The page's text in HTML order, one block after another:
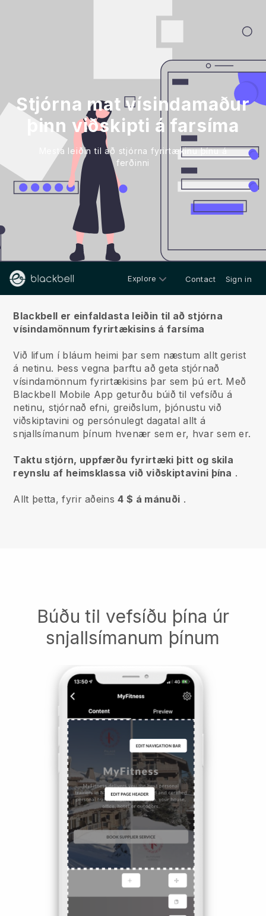
Stjórna mat vísindamaður
þinn viðskipti á farsíma
Mesta leiðin til að stjórna fyrirtækinu þínu á
ferðinni
Explore Contact Sign in
Blackbell er einfaldasta leiðin til að stjórna
vísindamönnum fyrirtækisins á farsíma
Við lifum í bláum heimi þar sem næstum allt gerist
á netinu. Þess vegna þarftu að geta stjórnað
vísindamönnum fyrirtækisins þar sem þú ert. Með
Blackbell Mobile App geturðu búið til vefsíðu á
netinu, stjórnað efni, greiðslum, þjónustu við
viðskiptavini og persónulegt dagatal allt á
snjallsímanum þínum hvenær sem er, hvar sem er.
Taktu stjórn, uppfærðu fyrirtæki þitt og skila
reynslu af heimsklassa við viðskiptavini þína .
Allt þetta, fyrir aðeins4 $ á mánuði .
Búðu til vefsíðu þína úr
snjallsímanum þínum